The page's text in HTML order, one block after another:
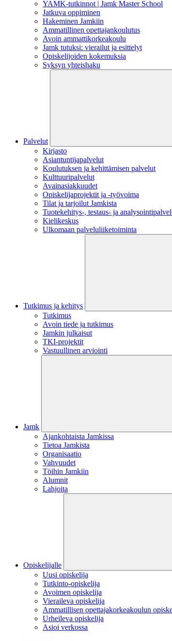
YAMK-tutkinnot | Jamk Master School
Jatkuva oppiminen
Hakeminen Jamkiin
Ammatillinen opettajankoulutus
Avoin ammattikorkeakoulu
Jamk tutuksi: vierailut ja esittelyt
Opiskelijoiden kokemuksia
Syksyn yhteishaku
Palvelut
Kirjasto
Asiantuntijapalvelut
Koulutuksen ja kehittämisen palvelut
Kulttuuripalvelut
Avainasiakkuudet
Opiskelijaprojektit​ ja -työvoima
Tilat ja tarjoilut Jamkista
Tuotekehitys-, testaus- ja
Kielikeskus
Ulkomaan palveluliiketoiminta
Tutkimus ja kehitys
Tutkimus
Avoin tiede ja tutkimus
Jamkin julkaisut
TKI-projektit
Vastuullinen arviointi
Jamk
Ajankohtaista Jamkissa
Tietoa Jamkista
Organisaatio
Vahvuudet
Töihin Jamkiin
Alumnit
Lahjoita
Opiskelijalle
Uusi opiskelija
Tutkinto-opiskelija
Avoimen opiskelija
Vieraileva opiskelija
Ammatillisen opettajakorkeakoulun
Urheileva opiskelija
Asioi verkossa